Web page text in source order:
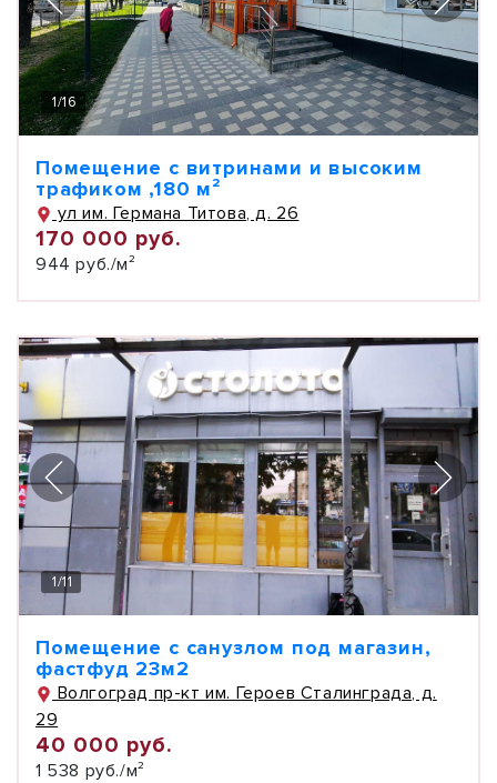
1/16
Помещение с витринами и высоким
трафиком ,180 м²
ул им. Германа Титова, д. 26
170 000 руб.
944 руб./м²
1/11
Помещение с санузлом под магазин,
фастфуд 23м2
Волгоград пр-кт им. Героев Сталинграда, д.
29
40 000 руб.
1 538 руб./м²